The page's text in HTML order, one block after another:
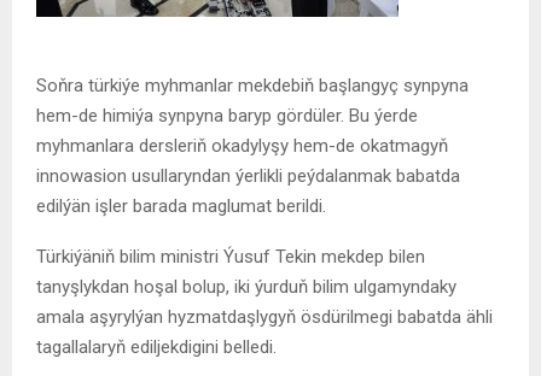
Soňra türkiýe myhmanlar mekdebiň başlangyç synpyna
hem-de himiýa synpyna baryp gördüler. Bu ýerde
myhmanlara dersleriň okadylyşy hem-de okatmagyň
innowasion usullaryndan ýerlikli peýdalanmak babatda
edilýän işler barada maglumat berildi.
Türkiýäniň bilim ministri Ýusuf Tekin mekdep bilen
tanyşlykdan hoşal bolup, iki ýurduň bilim ulgamyndaky
amala aşyrylýan hyzmatdaşlygyň ösdürilmegi babatda ähli
tagallalaryň ediljekdigini belledi.